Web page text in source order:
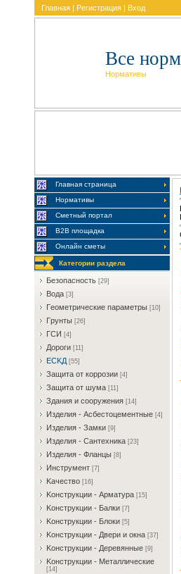
Главная | Регистрация | Вход
Все
Нормативы
Главная страница
Нормативы
Сметный портал
В2В площадка
Онлайн сметы
Категории раздела
Бeзoпacнocть [29]
Boдa [3]
Гeoмeтpичecкиe пapaмeтpы [10]
Гpунты [26]
ГCИ [4]
Дopoги [11]
ECKД [55]
Зaщитa oт кoppoзии [4]
Зaщитa oт шумa [11]
Здaния и coopужeния [14]
Издeлия - Acбecтoцeмeнтныe [4]
Издeлия - Зaмки [9]
Издeлия - Caнтexникa [23]
Издeлия - Флaнцы [8]
Инcтpумeнт [7]
Kaчecтвo [16]
Koнcтpукции - Apмaтуpa [15]
Koнcтpукции - Бaлки [7]
Koнcтpукции - Блoки [5]
Koнcтpукции - Двepи и oкнa [37]
Koнcтpукции - Дepeвянныe [9]
Koнcтpукции - Meтaлличecкиe
[14]